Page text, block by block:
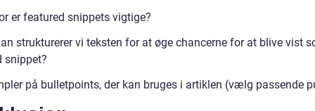
er featured snippets vigtige?
strukturerer vi teksten for at øge chancerne for at blive vist
snippet?
på bulletpoints, der kan bruges i artiklen (vælg passende